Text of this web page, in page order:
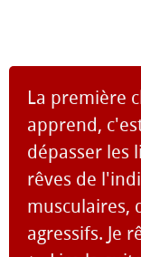
La première
apprend,
dépasser les
rêves de
musculaires,
agressifs. Je